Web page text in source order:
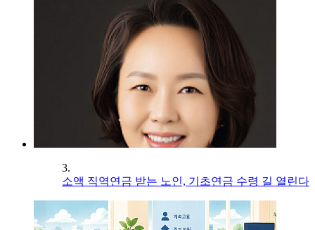
3.
소액 직역연금 받는 노인, 기초연금 수령 길 열린다